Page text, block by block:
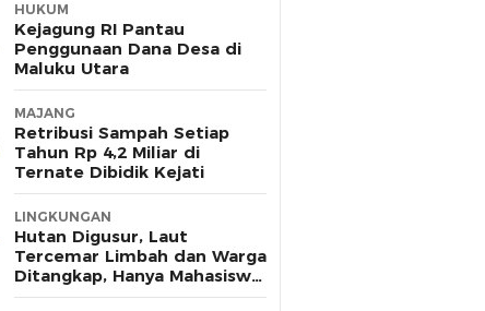
HUKUM
Kejagung RI Pantau
Penggunaan Dana Desa di
Maluku Utara
MAJANG
Retribusi Sampah Setiap
Tahun Rp 4,2 Miliar di
Ternate Dibidik Kejati
LINGKUNGAN
Hutan Digusur, Laut
Tercemar Limbah dan Warga
Ditangkap, Hanya Mahasiswa
yang Bersuara